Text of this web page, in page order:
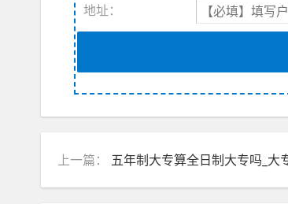
地址：
上一篇： 五年制大专算全日制大专吗_大专5年